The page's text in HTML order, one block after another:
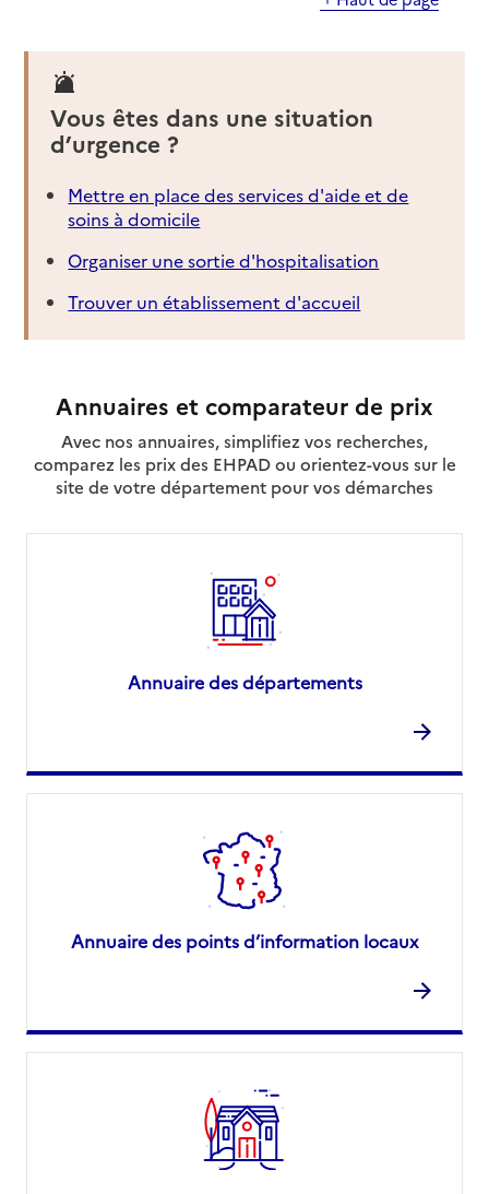
Vous êtes dans une situation
d’urgence ?
Mettre en place des services d'aide et de
soins à domicile
Organiser une sortie d'hospitalisation
Trouver un établissement d'accueil
Annuaires et comparateur de prix
Avec nos annuaires, simplifiez vos recherches,
comparez les prix des EHPAD ou orientez-vous sur le
site de votre département pour vos démarches
Annuaire des départements
Annuaire des points d’information locaux